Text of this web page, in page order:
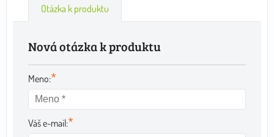
Otázka k produktu
Nová otázka k produktu
Meno:*
Váš e-mail:*